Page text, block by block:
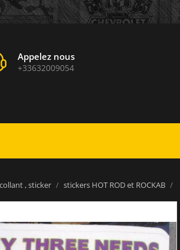
Appelez nous
+33632009054
, sticker stickers HOT ROD et ROCKAB